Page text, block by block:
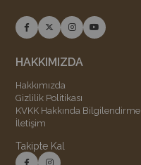
HAKKIMIZDA
Hakkımızda
Gizlilik Politikası
KVKK Hakkında Bilgilendirme
İletişim
Takipte Kal